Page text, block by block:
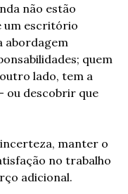
não estão
um escritório
abordagem
quem
lado, tem a
ou descobrir que
manter o
no trabalho
adicional.